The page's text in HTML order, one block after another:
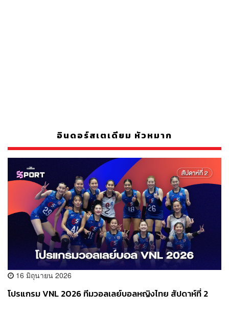
อินดอร์สเตเดียม หัวหมาก
16 มิถุนายน 2026
โปรแกรม VNL 2026 ทีมวอลเลย์บอลหญิงไทย สัปดาห์ที่ 2